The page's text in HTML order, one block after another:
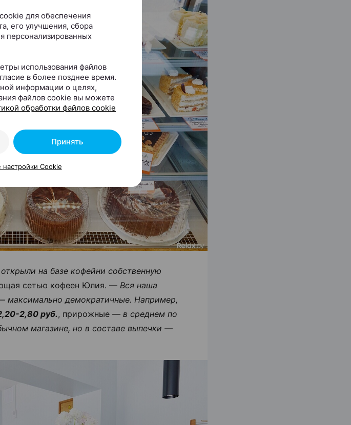
на базе кофейни собственную
сетью кофеен Юлия. — Вся наша
максимально демократичные. Например,
2,80 руб., прирожные — в среднем по
магазине, но в составе выпечки —
для обеспечения
его улучшения, сбора
персонализированных
использования файлов
в более позднее время.
информации о целях,
файлов cookie вы можете
обработки файлов cookie
Принять
Cookie